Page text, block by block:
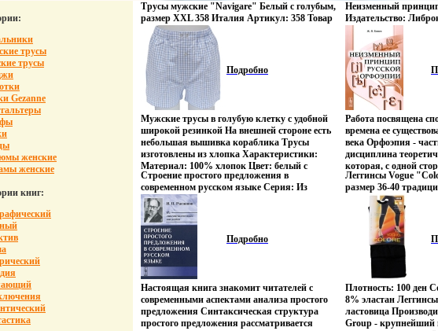
трусы
трусы
Gezanne
женские
женские
книг:
Трусы мужские "Navigare" Белый с голубым,
размер XXL 358 Италия Артикул: 358 Товар
сертифицирован инфо 4805q.
Подробно
Мужские трусы в голубую клетку с удобной
широкой резинкой На внешней стороне есть
небольшая вышивка кораблика Трусы
изготовлены из хлопка Характеристики:
Материал: 100% хлопок Цвет: белый с
голубым быбхсРазмер: XXL Производитель:
Италия Артикул: 358 Товар
сертифицирован.
Строение простого предложения в
современном русском языке Серия: Из
лингвистического наследия инфо 4807q.
Подробно
Настоящая книга знакомит читателей с
современными аспектами анализа простого
предложения Синтаксическая структура
простого предложения рассматривается
Неизменный
Издательство:
обложка, 240 стр
Формат: 60x90/16
Работа посвящена
времена ее
века Орфоэпия -
дисциплина
которая, с одной
проблемыбыбху
произношения,
с другой стороны,
насколько речь
какой мере она
представлениям о
выразительности (в
включаются
произношении)
век прошел в
церковнославянизмы
качестве
книжного
Леггинсы Vogue
размер 36-40
качества Товар
Плотность: 100 ден
8% эластан
ластовица
Group - крупнейший